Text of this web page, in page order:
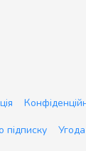
підписку